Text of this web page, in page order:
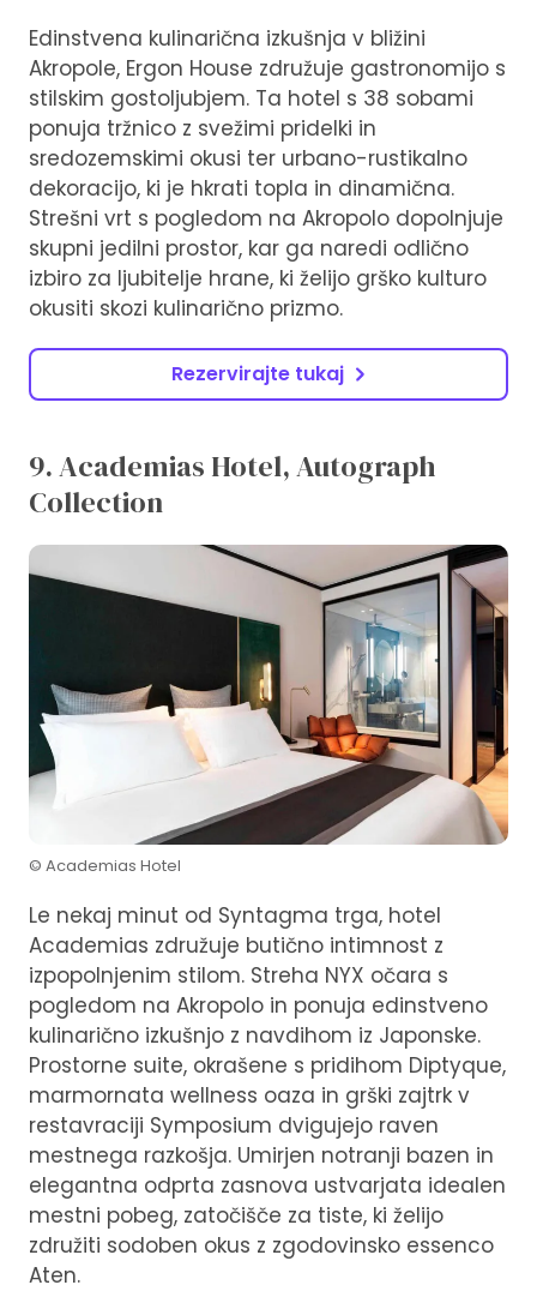
Edinstvena kulinarična izkušnja v bližini
Akropole, Ergon House združuje gastronomijo s
stilskim gostoljubjem. Ta hotel s 38 sobami
ponuja tržnico z svežimi pridelki in
sredozemskimi okusi ter urbano-rustikalno
dekoracijo, ki je hkrati topla in dinamična.
Strešni vrt s pogledom na Akropolo dopolnjuje
skupni jedilni prostor, kar ga naredi odlično
izbiro za ljubitelje hrane, ki želijo grško kulturo
okusiti skozi kulinarično prizmo.
Rezervirajte tukaj
9. Academias Hotel, Autograph
Collection
© Academias Hotel
Le nekaj minut od Syntagma trga, hotel
Academias združuje butično intimnost z
izpopolnjenim stilom. Streha NYX očara s
pogledom na Akropolo in ponuja edinstveno
kulinarično izkušnjo z navdihom iz Japonske.
Prostorne suite, okrašene s pridihom Diptyque,
marmornata wellness oaza in grški zajtrk v
restavraciji Symposium dvigujejo raven
mestnega razkošja. Umirjen notranji bazen in
elegantna odprta zasnova ustvarjata idealen
mestni pobeg, zatočišče za tiste, ki želijo
združiti sodoben okus z zgodovinsko essenco
Aten.